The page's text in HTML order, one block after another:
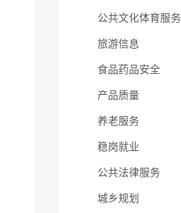
公共文化体育服务
旅游信息
食品药品安全
产品质量
养老服务
稳岗就业
公共法律服务
城乡规划